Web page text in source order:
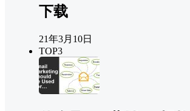
下载
21年3月10日
TOP3